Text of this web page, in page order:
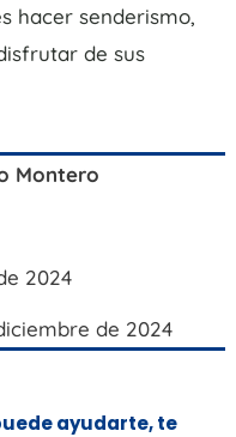
hacer senderismo,
de sus
Montero
2024
de 2024
ayudarte, te